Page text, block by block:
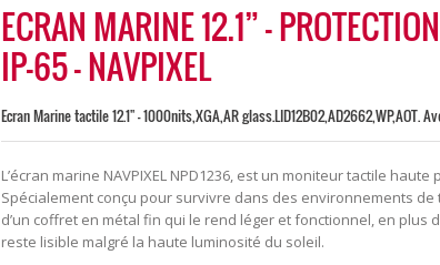
ECRAN MARINE 12.1” –
IP-65 – NAVPIXEL
Ecran Marine tactile 12.1'' - 1000nits,XGA,AR glass.LID12B02,AD2662,WP,AOT.
L’écran marine NAVPIXEL NPD1236, est un moniteur tactile
Spécialement conçu pour survivre dans des environnements
d’un coffret en métal fin qui le rend léger et fonctionnel, en plus
reste lisible malgré la haute luminosité du soleil.